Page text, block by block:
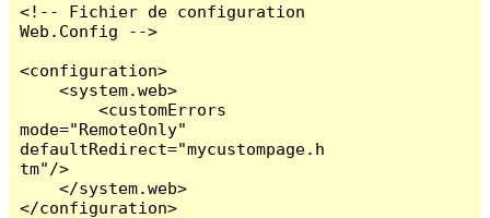
<!-- Fichier de configuration
Web.Config -->
<configuration>
    <system.web>
        <customErrors
mode="RemoteOnly"
defaultRedirect="mycustompage.h
tm"/>
    </system.web>
</configuration>